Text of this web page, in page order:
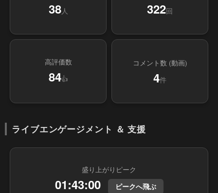
38人 322回
高評価数
84👍
コメント数 (動画)
4件
ライブエンゲージメント ＆ 支援
盛り上がりピーク
01:43:00 ピークへ飛ぶ